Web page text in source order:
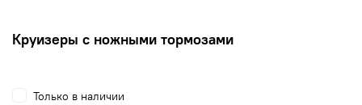
Круизеры с ножными тормозами
Только в наличии